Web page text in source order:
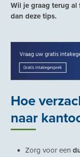
Wil je graag terug
dan deze tips.
Hoe
naar
Zorg voor een